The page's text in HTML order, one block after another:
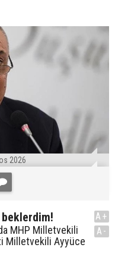
2026
MHP Milletvekili
Milletvekili Ayyüce
A+
A-